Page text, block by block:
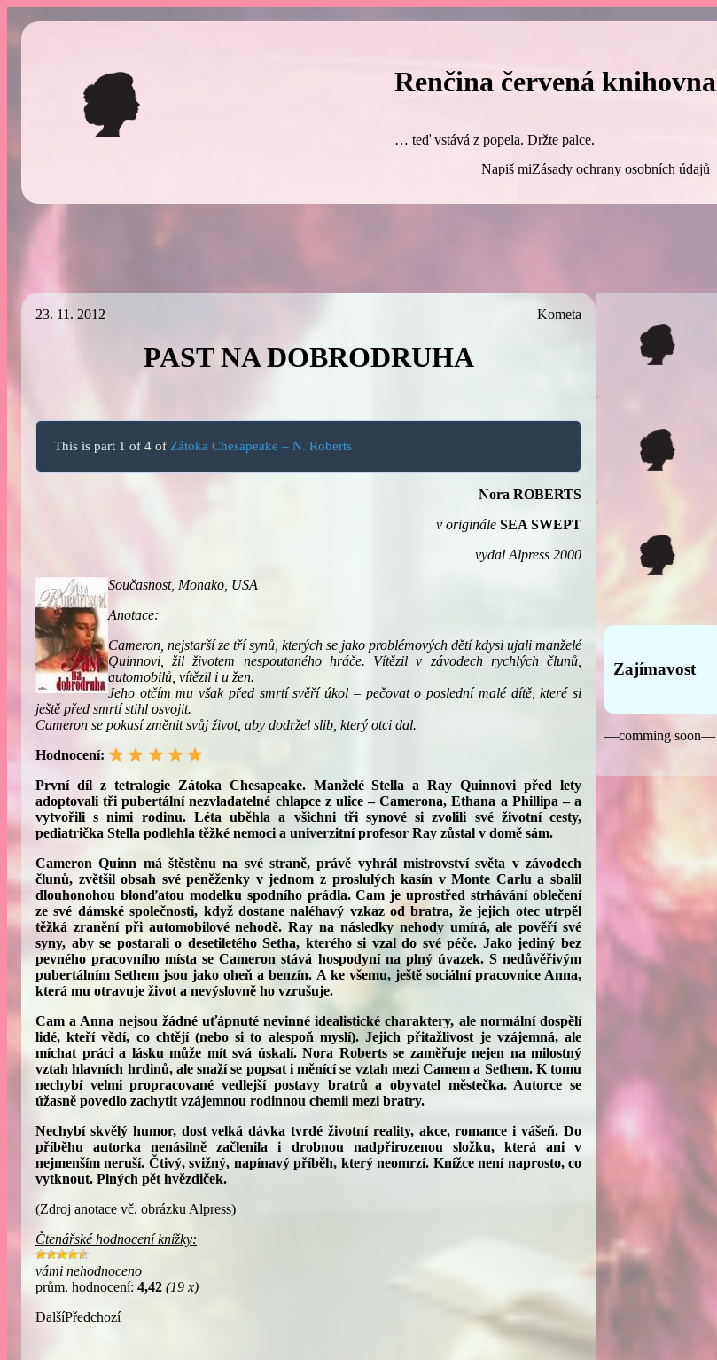
obsah
Renčina červená knihovna
… teď vstává z popela. Držte palce.
Napiš miZásady ochrany osobních údajů
23. 11. 2012 Kometa
PAST NA DOBRODRUHA
This is part 1 of 4 of Zátoka Chesapeake – N. Roberts
Nora ROBERTS
v originále SEA SWEPT
vydal Alpress 2000
Současnost, Monako, USA
Anotace:
Cameron, nejstarší ze tří synů, kterých se jako problémových dětí kdysi ujali manželé
Quinnovi, žil životem nespoutaného hráče. Vítězil v závodech rychlých člunů,
automobilů, vítězil i u žen.
Jeho otčím mu však před smrtí svěří úkol – pečovat o poslední malé dítě, které si
ještě před smrtí stihl osvojit.
Cameron se pokusí změnit svůj život, aby dodržel slib, který otci dal.
Hodnocení:
První díl z tetralogie
Zátoka Chesapeake. Manželé Stella a Ray Quinnovi před lety
adoptovali tři pubertální nezvladatelné chlapce z ulice – Camerona, Ethana a Phillipa – a
vytvořili s nimi rodinu. Léta uběhla a všichni tři synové si zvolili své životní cesty,
pediatrička Stella podlehla těžké nemoci a univerzitní profesor Ray zůstal v domě sám.
Cameron Quinn má štěstěnu na své straně, právě vyhrál mistrovství světa v závodech
člunů, zvětšil obsah své peněženky v jednom z proslulých kasín v Monte Carlu a sbalil
dlouhonohou blonďatou modelku spodního prádla. Cam je uprostřed strhávání oblečení
ze své dámské společnosti, když dostane naléhavý vzkaz od bratra, že jejich otec utrpěl
těžká zranění při automobilové nehodě. Ray na následky nehody umírá, ale pověří své
syny, aby se postarali o desetiletého Setha, kterého si vzal do své péče. Jako jediný bez
pevného pracovního místa se Cameron stává hospodyní na plný úvazek. S nedůvěřivým
pubertálním Sethem jsou jako oheň a benzín. A ke všemu, ještě sociální pracovnice Anna,
která mu otravuje život a nevýslovně ho vzrušuje.
Cam a Anna nejsou žádné uťápnuté nevinné idealistické charaktery, ale normální dospělí
lidé, kteří vědí, co chtějí (nebo si to alespoň myslí). Jejich přitažlivost je vzájemná, ale
míchat práci a lásku může mít svá úskalí. Nora Roberts se zaměřuje nejen na milostný
vztah hlavních hrdinů, ale snaží se popsat i měnící se vztah mezi Camem a Sethem. K tomu
nechybí velmi propracované vedlejší postavy bratrů a obyvatel městečka. Autorce se
úžasně povedlo zachytit vzájemnou rodinnou chemii mezi bratry.
Nechybí skvělý humor, dost velká dávka tvrdé životní reality, akce, romance i vášeň. Do
příběhu autorka nenásilně začlenila i drobnou nadpřirozenou složku, která ani v
nejmenším neruší. Čtivý, svižný, napínavý příběh, který neomrzí. Knížce není naprosto, co
vytknout. Plných pět hvězdiček.
(Zdroj anotace vč. obrázku Alpress)
Čtenářské hodnocení knížky:
vámi nehodnoceno
prům. hodnocení: 4,42 (19 x)
DalšíPředchozí
Zajímavost
—comming soon—